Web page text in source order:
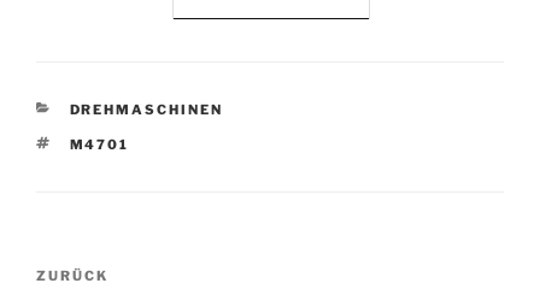
KATEGORIEN
DREHMASCHINEN
SCHLAGWÖRTER
M4701
Beitrags-
Vorheriger
ZURÜCK